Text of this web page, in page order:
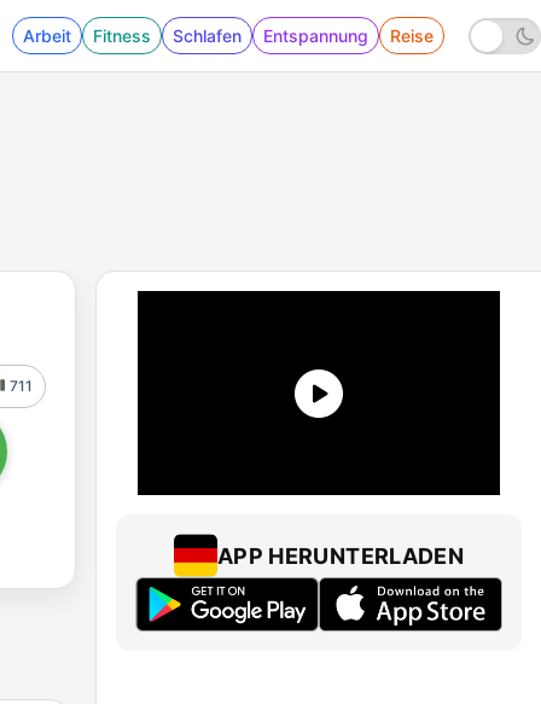
Arbeit Fitness Schlafen Entspannung Reise
711
APP HERUNTERLADEN